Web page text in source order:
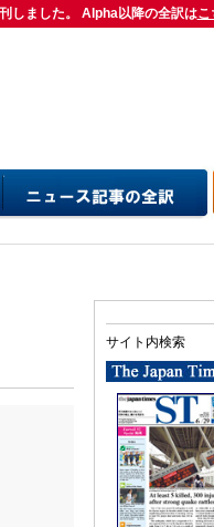
しました。 Alpha以降の全訳はこ
しました。 Alpha以降の全訳はこ
サイト内検索